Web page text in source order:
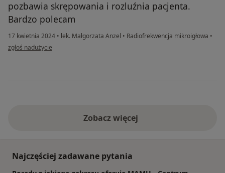
pozbawia skrępowania i rozluźnia pacjenta.
Bardzo polecam
17 kwietnia 2024 • lek. Małgorzata Anzel • Radiofrekwencja mikroigłowa •
w opinii użytkownika Marlena
zgłoś nadużycie
Zobacz więcej
Najczęściej zadawane pytania